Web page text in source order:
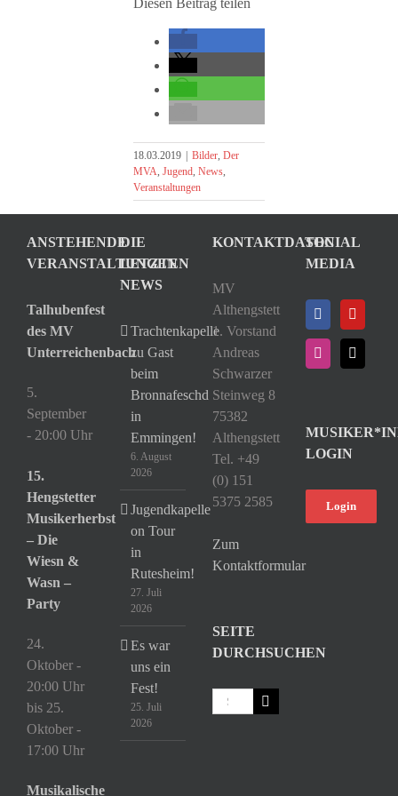
Diesen Beitrag teilen
18.03.2019 Bilder, Der
MVA, Jugend, News,
Veranstaltungen
ANSTEHENDE
VERANSTALTUNGEN
Talhubenfest
des MV
Unterreichenbach
5.
September
- 20:00 Uhr
15.
Hengstetter
Musikerherbst
– Die
Wiesn &
Wasn –
Party
24.
Oktober -
20:00 Uhr
bis 25.
Oktober -
17:00 Uhr
Musikalische
DIE
LETZTEN
NEWS
Trachtenkapelle
zu Gast
beim
Bronnafeschd
in
Emmingen!
6. August
2026
Jugendkapelle
on Tour
in
Rutesheim!
27. Juli
2026
Es war
uns ein
Fest!
25. Juli
2026
KONTAKTDATEN
MV
Althengstett
1. Vorstand
Andreas
Schwarzer
Steinweg 8
75382
Althengstett
Tel. +49
(0) 151
5375 2585
Zum
Kontaktformular
SEITE
DURCHSUCHEN
Suche
nach:
SOCIAL
MEDIA
LOGIN
Login